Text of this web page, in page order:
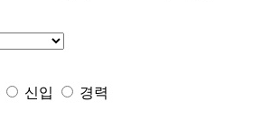
신입 경력